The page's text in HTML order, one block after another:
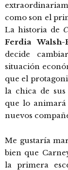
como son el
La historia de
Ferdia Walsh-
decide
situación
que el
la chica de
que lo
nuevos
Me gustaría
bien que
la primera